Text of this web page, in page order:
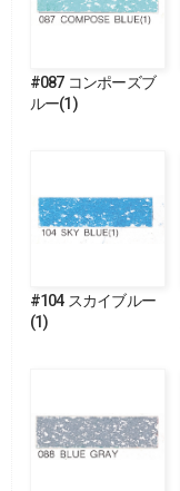
#087 コンポーズブ
ルー(1)
#104 スカイブルー
(1)